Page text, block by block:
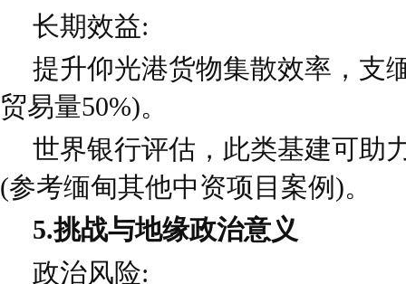
长期效益:
提升仰光港货物集散效率，支
贸易量50%)。
世界银行评估，此类基建可助
(参考缅甸其他中资项目案例)。
5.挑战与地缘政治意义
政治风险: